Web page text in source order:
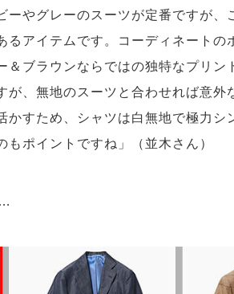
ーやグレーのスーツが定番ですが、
るアイテムです。コーディネートの
＆ブラウンならではの独特なプリン
が、無地のスーツと合わせれば意外
かすため、シャツは白無地で極力シ
ポイントですね」（並木さん）